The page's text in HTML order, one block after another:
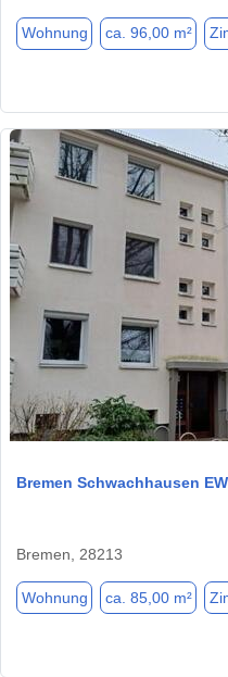
Wohnung ca. 96,00 m²
Bremen Schwachhausen
Bremen, 28213
Wohnung ca. 85,00 m²